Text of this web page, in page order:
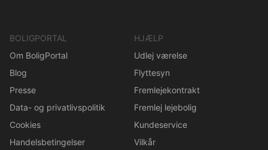
BOLIGPORTAL
Om BoligPortal
Blog
Presse
Data- og privatlivspolitik
Cookies
Handelsbetingelser
HJÆLP
Udlej værelse
Flyttesyn
Fremlejekontrakt
Fremlej lejebolig
Kundeservice
Vilkår